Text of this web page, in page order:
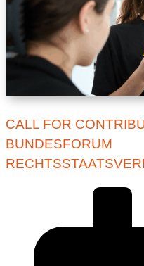
CALL FOR
BUNDESFORUM